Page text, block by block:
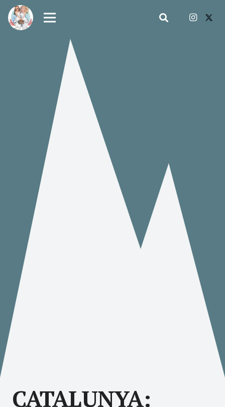
CATALUNYA: